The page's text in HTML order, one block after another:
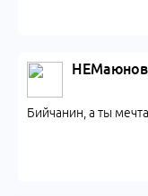
НЕМаюнов
Бийчанин, а ты